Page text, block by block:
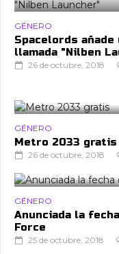
GÉNERO
Spacelords añade
llamada "Nilben
26 de octubre, 2018
GÉNERO
Metro 2033 gratis
26 de octubre, 2018
GÉNERO
Anunciada la
Force
25 de octubre, 2018